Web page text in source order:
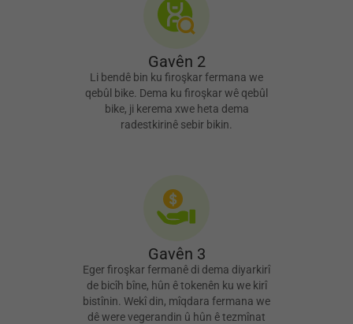
Gavên 2
Li bendê bin ku firoşkar fermana we
qebûl bike. Dema ku firoşkar wê qebûl
bike, ji kerema xwe heta dema
radestkirinê sebir bikin.
Gavên 3
Eger firoşkar fermanê di dema diyarkirî
de bicîh bîne, hûn ê tokenên ku we kirî
bistînin. Wekî din, mîqdara fermana we
dê were vegerandin û hûn ê tezmînat